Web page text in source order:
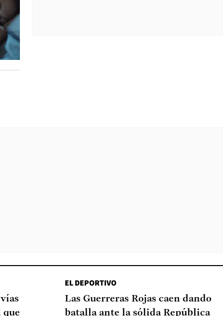
que
EL DEPORTIVO
Las Guerreras Rojas caen dando
batalla ante la sólida República